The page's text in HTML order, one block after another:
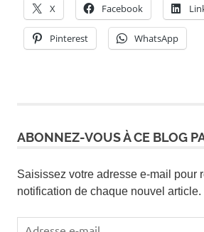
X Facebook
Pinterest WhatsApp
ABONNEZ-VOUS À CE BLOG
Saisissez votre adresse e-mail pour
notification de chaque nouvel article.
Adresse